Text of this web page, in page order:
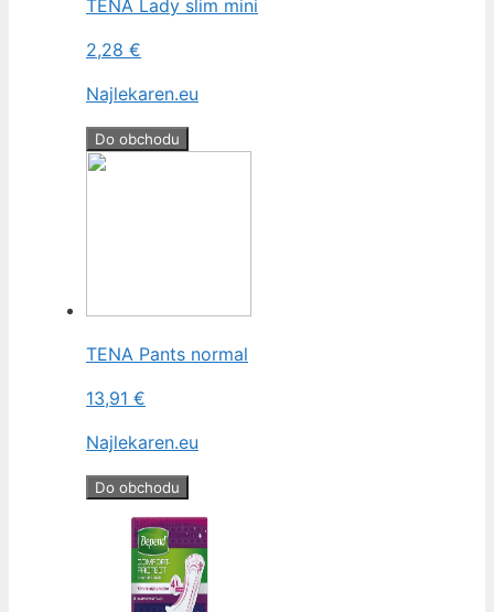
TENA Lady slim mini
2,28 €
Najlekaren.eu
Do obchodu
TENA Pants normal
13,91 €
Najlekaren.eu
Do obchodu